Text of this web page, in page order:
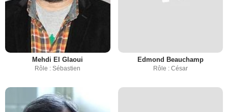
Mehdi El Glaoui
Rôle : Sébastien
Edmond Beauchamp
Rôle : César